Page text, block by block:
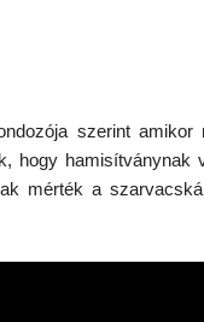
szerint
hogy
mérték a